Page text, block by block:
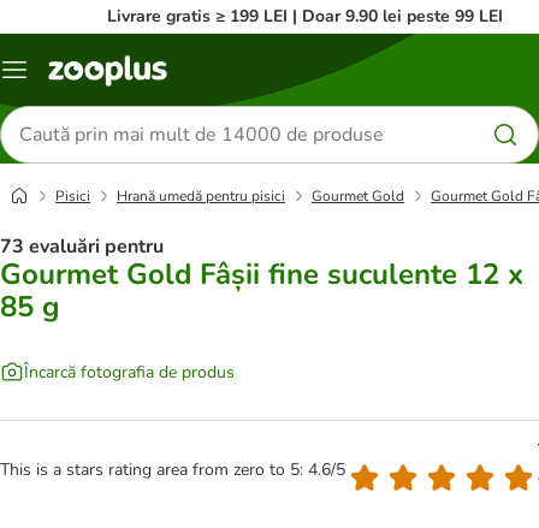
Livrare gratis ≥ 199 LEI | Doar 9.90 lei peste 99 LEI
Categorii
Căutare
produse
Pisici Hrană umedă pentru pisici Gourmet Gold Gourmet Gold
73 evaluări pentru
Gourmet Gold Fâșii fine suculente 12 x
85 g
Încarcă fotografia de produs
This is a stars rating area from zero to 5: 4.6/5